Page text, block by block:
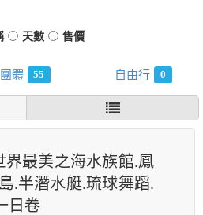
55 0
界最美之海水族館.鳳
.半潛水艇.琉球舞蹈.
日卷